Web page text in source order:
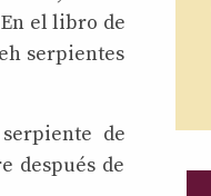
el libro de
serpientes
de
después de